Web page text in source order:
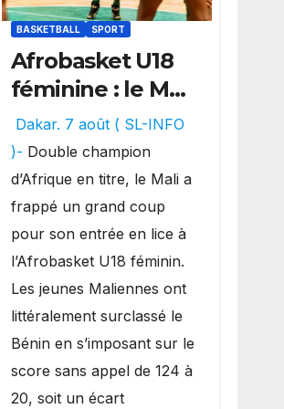
BASKETBALL SPORT
Afrobasket U18
féminine : le Mali
réalise un
véritable festival
offensif et
inflige une
lourde défaite
au Bénin.
Dakar. 7 août ( SL-INFO
)- Double champion
d’Afrique en titre, le Mali a
frappé un grand coup
pour son entrée en lice à
l’Afrobasket U18 féminin.
Les jeunes Maliennes ont
littéralement surclassé le
Bénin en s’imposant sur le
score sans appel de 124 à
20, soit un écart